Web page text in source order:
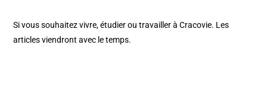
Si vous souhaitez vivre, étudier ou travailler à Cracovie. Les
articles viendront avec le temps.